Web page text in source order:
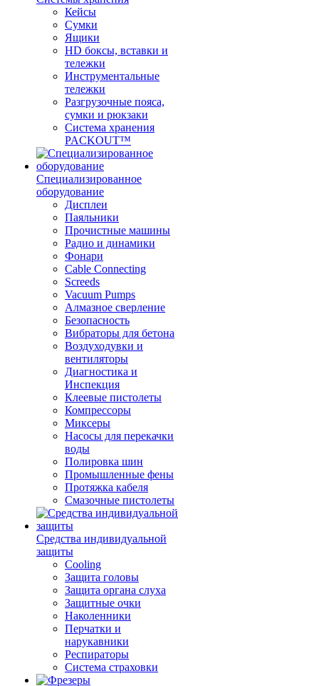
Кейсы
Сумки
Ящики
HD боксы, вставки и
тележки
Инструментальные
тележки
Разгрузочные пояса,
сумки и рюкзаки
Система хранения
PACKOUT™
Специализированное
оборудование
Дисплеи
Паяльники
Прочистные машины
Радио и динамики
Фонари
Cable Connecting
Screeds
Vacuum Pumps
Алмазное сверление
Безопасность
Вибраторы для бетона
Воздуходувки и
вентиляторы
Диагностика и
Инспекция
Клеевые пистолеты
Компрессоры
Миксеры
Насосы для перекачки
воды
Полировка шин
Промышленные фены
Протяжка кабеля
Смазочные пистолеты
Средства индивидуальной
защиты
Cooling
Защита головы
Защита органа слуха
Защитные очки
Наколенники
Перчатки и
нарукавники
Респираторы
Система страховки